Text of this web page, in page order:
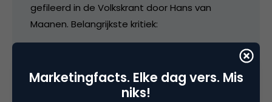
gefileerd in de Volkskrant door Hans van
Maanen. Belangrijkste kritiek:
ochtends wat meer vrolijke woorden twitteren
dan in de loop van de dag, maar ze zijn
Marketingfacts. Elke dag vers. Mis
niks!